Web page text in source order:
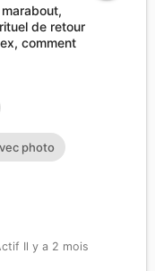
de retour
comment
photo
Il y a 2 mois